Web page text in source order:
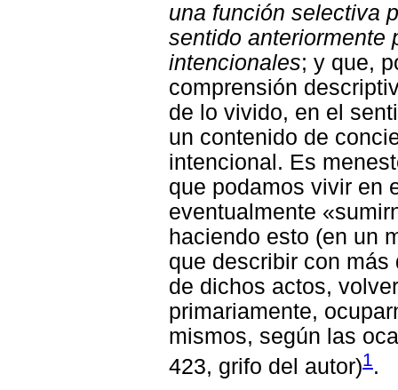
una función selectiva
sentido anteriormente
intencionales; y que,
comprensión
de lo vivido, en el
un contenido de
intencional. Es
que podamos vivir en
eventualmente
haciendo esto (en un
que describir con
de dichos actos,
primariamente,
mismos, según las
423, grifo del autor)1.